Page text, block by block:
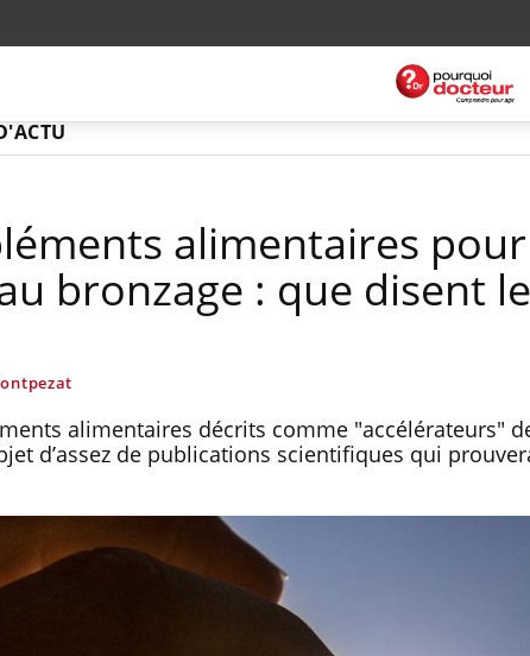
alimentaires
bronzage : que disent
alimentaires décrits comme "accélérateurs"
d’assez de publications scientifiques qui